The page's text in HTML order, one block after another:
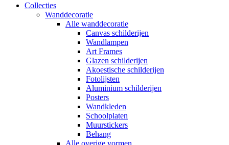
Collecties
Wanddecoratie
Alle wanddecoratie
Canvas schilderijen
Wandlampen
Art Frames
Glazen schilderijen
Akoestische schilderijen
Fotolijsten
Aluminium schilderijen
Posters
Wandkleden
Schoolplaten
Muurstickers
Behang
Alle overige vormen